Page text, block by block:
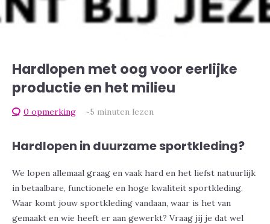
Hardlopen met oog voor eerlijke
productie en het milieu
0 opmerking ~5 minuten lezen
Hardlopen in duurzame sportkleding?
We lopen allemaal graag en vaak hard en het liefst natuurlijk
in betaalbare, functionele en hoge kwaliteit sportkleding.
Waar komt jouw sportkleding vandaan, waar is het van
gemaakt en wie heeft er aan gewerkt? Vraag jij je dat wel